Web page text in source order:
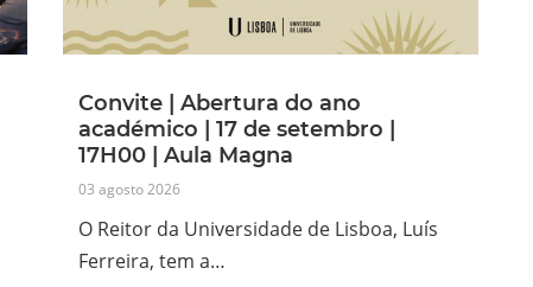
Convite | Abertura do ano
académico | 17 de setembro |
17H00 | Aula Magna
03 agosto 2026
O Reitor da Universidade de Lisboa, Luís
Ferreira, tem a…